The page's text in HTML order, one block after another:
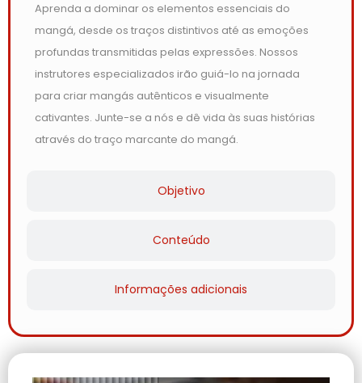
Objetivo
Conteúdo
Informações adicionais
Aprenda a dominar os elementos essenciais do
mangá, desde os traços distintivos até as emoções
profundas transmitidas pelas expressões. Nossos
instrutores especializados irão guiá-lo na jornada
para criar mangás autênticos e visualmente
cativantes. Junte-se a nós e dê vida às suas histórias
através do traço marcante do mangá.